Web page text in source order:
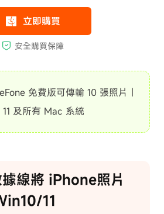
免費版可傳輸 10 張照片｜
及所有 Mac 系統
線將 iPhone照片
11